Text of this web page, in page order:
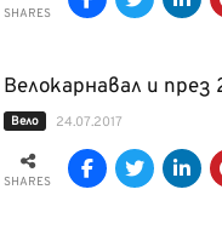
SHARES
Велокарнавал и през
Вело 24.07.2017
SHARES